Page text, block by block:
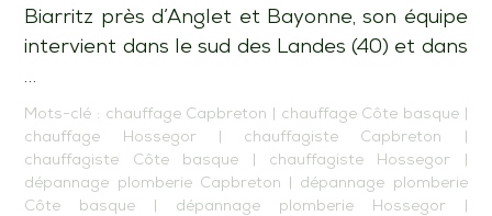
Biarritz près d’Anglet et Bayonne, son équipe
intervient dans le sud des Landes (40) et dans
…
Mots-clé : chauffage Capbreton chauffage Côte basque|
chauffage Hossegor| chauffagiste Capbreton
chauffagiste Côte basque
chauffagiste Hossegor
dépannage plomberie Capbreton
dépannage plomberie
Côte basque
dépannage plomberie Hossegor|